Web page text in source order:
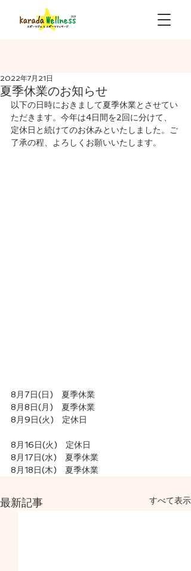
夏季休業のお知らせ
2022年7月21日
以下の日時におきまして夏季休業とさせてい
ただきます。今年は4日間を2回に分けて、
定休日と続けてのお休みといたしました。ご
了承の程、よろしくお願いいたします。
8月7日(日)　夏季休業
8月8日(月)　夏季休業
8月9日(火)　定休日
8月16日(火)　定休日
8月17日(水)　夏季休業
8月18日(木)　夏季休業
最新記事 すべて表示